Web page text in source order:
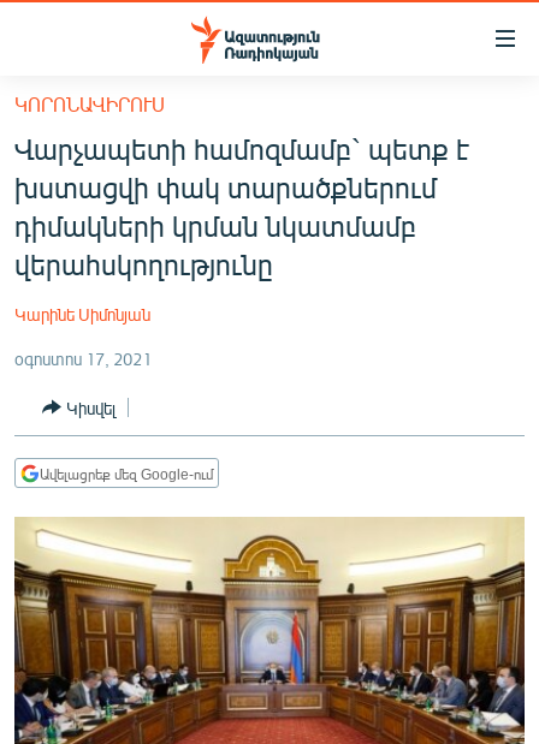
Մատչելիության
հիմնական
բովանդակությանը
Անցնել
հիմնական
մենյուին
Որոնում
ՀԱՅԱՍՏԱՆ
ՔԱՂԱՔԱԿԱՆ
ԸՆՏՐՈՒԹՅՈՒՆՆԵՐ 2026
ՊԱՏԵՐԱԶՄԻ 6 ՇԱԲԱԹՆԵՐԸ
ՏԱՐԱԾԱՇՐՋԱՆ
ՄԻՋԱԶԳԱՅԻՆ
ՄՇԱԿՈՒՅԹ
ՍՊՈՐՏ
ՄԵԿՆԱԲԱՆՈՒԹՅՈՒՆ
ՏՏ ԵՒ ԻՆՏԵՐՆԵՏ
ԿՈՐՈՆԱՎԻՐՈՒՍ
Վարչապետի համոզմամբ` պետք է
խստացվի փակ տարածքներում
դիմակների կրման նկատմամբ
վերահսկողությունը
Կարինե Սիմոնյան
օգոստոս 17, 2021
Կիսվել
Ավելացրեք մեզ Google-ում